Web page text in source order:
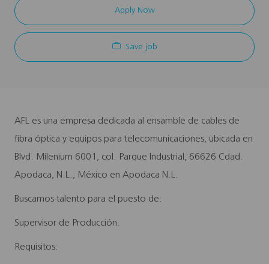
Apply Now
Save job
AFL es una empresa dedicada al ensamble de cables de
fibra óptica y equipos para telecomunicaciones, ubicada en
Blvd. Milenium 6001, col. Parque Industrial, 66626 Cdad.
Apodaca, N.L., México en Apodaca N.L.
Buscamos talento para el puesto de:
Supervisor de Producción.
Requisitos: